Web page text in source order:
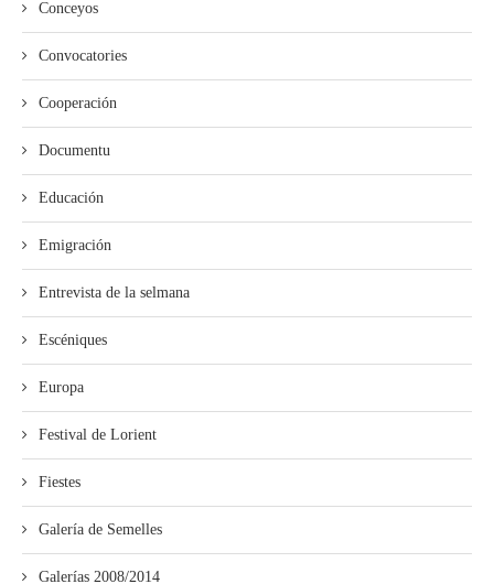
Conceyos
Convocatories
Cooperación
Documentu
Educación
Emigración
Entrevista de la selmana
Escéniques
Europa
Festival de Lorient
Fiestes
Galería de Semelles
Galerías 2008/2014